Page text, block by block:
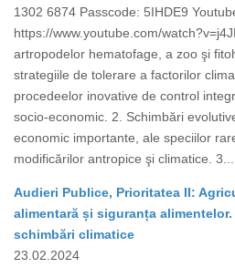
1302 6874 Passcode: 5IHDE9
https://www.youtube.com/
artropodelor hematofage, a zoo şi
strategiile de tolerare a factorilor
procedeelor inovative de control
socio-economic. 2. Schimbări
economic importante, ale speciilor
modificărilor antropice şi climatice. 3...
Audieri Publice, Prioritatea II:
alimentară și siguranța
schimbări climatice
23.02.2024